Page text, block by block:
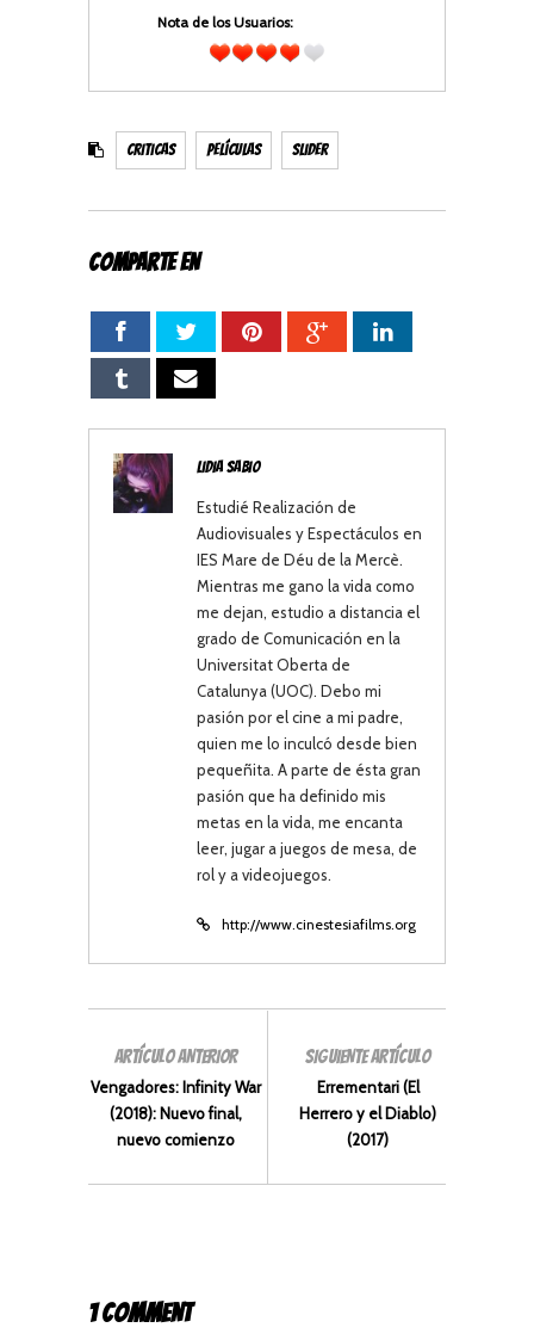
Nota de los Usuarios:
Criticas Películas Slider
COMPARTE EN
Lidia Sabio
Estudié Realización de
Audiovisuales y Espectáculos en
IES Mare de Déu de la Mercè.
Mientras me gano la vida como
me dejan, estudio a distancia el
grado de Comunicación en la
Universitat Oberta de
Catalunya (UOC). Debo mi
pasión por el cine a mi padre,
quien me lo inculcó desde bien
pequeñita. A parte de ésta gran
pasión que ha definido mis
metas en la vida, me encanta
leer, jugar a juegos de mesa, de
rol y a videojuegos.
http://www.cinestesiafilms.org
ARTÍCULO ANTERIOR
Vengadores: Infinity War
(2018): Nuevo final,
nuevo comienzo
SIGUIENTE ARTÍCULO
Errementari (El
Herrero y el Diablo)
(2017)
1 COMMENT